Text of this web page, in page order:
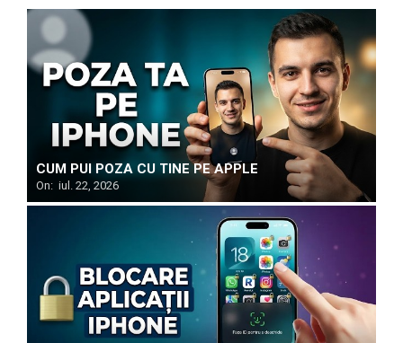
CUM PUI POZA CU TINE PE APPLE
On: iul. 22, 2026